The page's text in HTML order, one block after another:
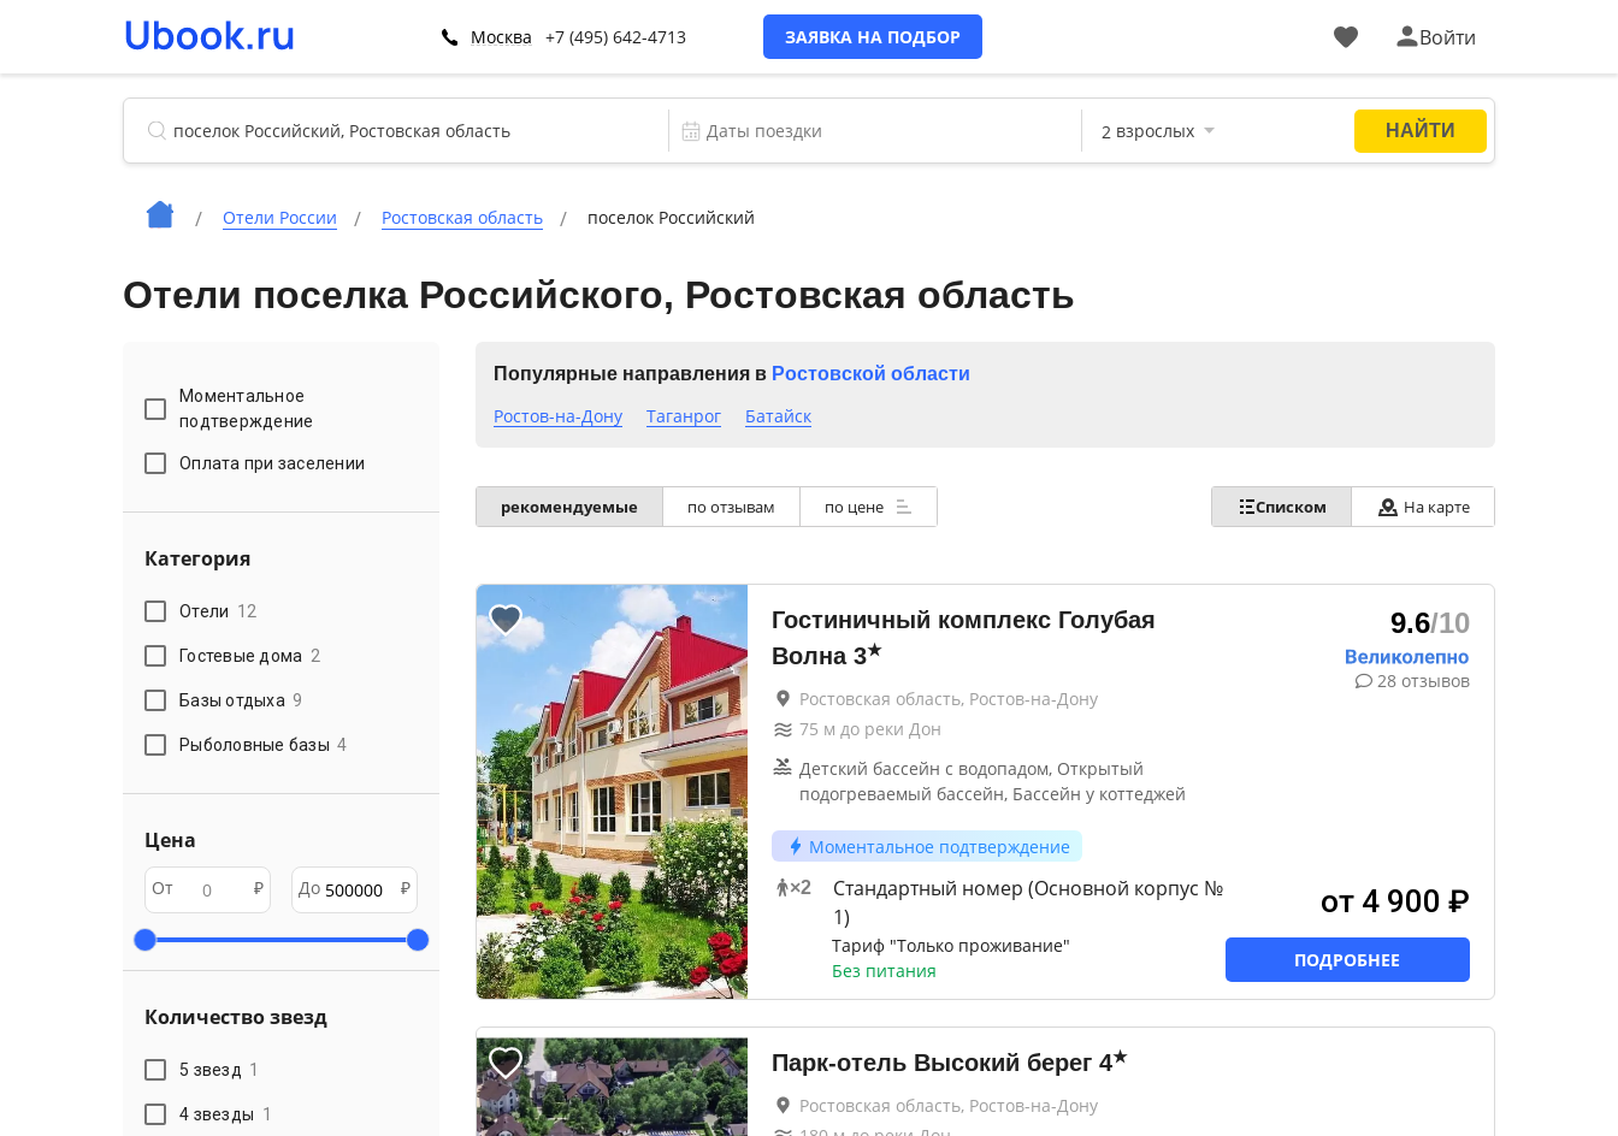
Москва +7 (495) 642-4713 ЗАЯВКА НА ПОДБОР Войти
Отели России Ростовская область поселок Российский
Отели поселка Российского, Ростовская область
Моментальное
подтверждение
Оплата при заселении
Категория
Отели 12
Гостевые дома 2
Базы отдыха 9
Рыболовные базы 4
Цена
От ₽ До ₽
Количество звезд
5 звезд 1
4 звезды 1
Популярные направления в Ростовской области
Ростов-на-Дону Таганрог Батайск
рекомендуемые по отзывам по цене Списком На карте
Гостиничный комплекс Голубая
Волна 3★
Ростовская область, Ростов-на-Дону
75 м до реки Дон
Детский бассейн с водопадом, Открытый
подогреваемый бассейн, Бассейн у коттеджей
Моментальное подтверждение
×2
Стандартный номер (Основной корпус №
1)
Тариф "Только проживание"
Без питания
9.6/10
28 отзывов
от 4 900 ₽
ПОДРОБНЕЕ
Парк-отель Высокий берег 4★
Ростовская область, Ростов-на-Дону